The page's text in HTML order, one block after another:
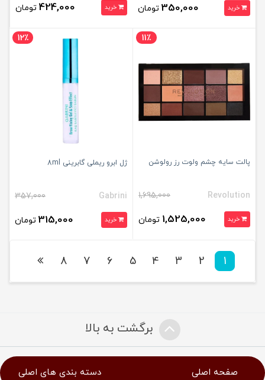
خرید 350,000 تومان خرید 424,000 تومان
11٪
پالت سایه چشم ولوت رز رولوشن
Revolution
1,695,000
خرید 1,525,000 تومان
12٪
ژل ابرو ریملی گابرینی 8ml
Gabrini
357,000
خرید 315,000 تومان
1
2
3
4
5
6
7
8
برگشت به بالا
صفحه اصلی دسته بندی های اصلی